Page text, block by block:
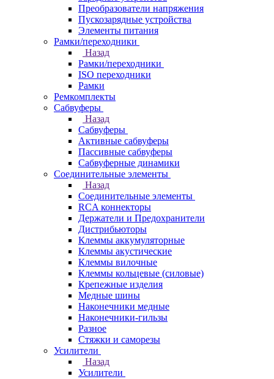
Преобразователи напряжения
Пускозарядные устройства
Элементы питания
Рамки/переходники
Назад
Рамки/переходники
ISO переходники
Рамки
Ремкомплекты
Сабвуферы
Назад
Сабвуферы
Активные сабвуферы
Пассивные сабвуферы
Сабвуферные динамики
Соединительные элементы
Назад
Соединительные элементы
RCA коннекторы
Держатели и Предохранители
Дистрибьюторы
Клеммы аккумуляторные
Клеммы акустические
Клеммы вилочные
Клеммы кольцевые (силовые)
Крепежные изделия
Медные шины
Наконечники медные
Наконечники-гильзы
Разное
Стяжки и саморезы
Усилители
Назад
Усилители